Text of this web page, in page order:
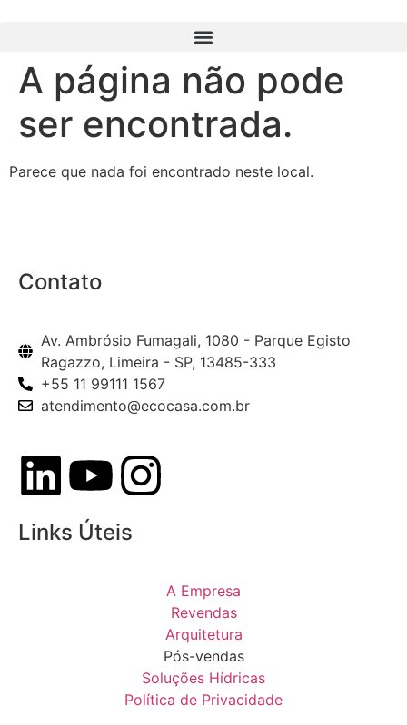
A página não pode
ser encontrada.
Parece que nada foi encontrado neste local.
Contato
Av. Ambrósio Fumagali, 1080 - Parque Egisto
Ragazzo, Limeira - SP, 13485-333
+55 11 99111 1567
atendimento@ecocasa.com.br
Links Úteis
A Empresa
Revendas
Arquitetura
Pós-vendas
Soluções Hídricas
Política de Privacidade